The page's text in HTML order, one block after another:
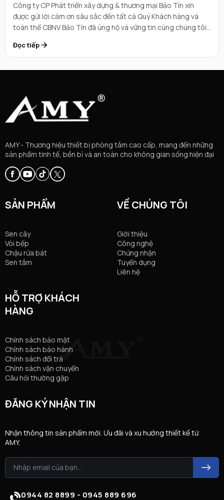
Công ty CP Phát triển xây dựng & thương mại Bảo Tín xin
được gửi lời cảm ơn sâu sắc đến tất cả Quý Khách hàng và
toàn thể CBNV Bảo Tín đã ủng hộ và vững tin cùng chúng tôi.
Đọc tiếp
AMY - Thương hiệu thiết bị phòng tắm cao cấp, mang đến những
sản phẩm tinh tế, bền bỉ và an toàn cho không gian sống hiện đại
SẢN PHẨM
Sen cây
Vòi bếp
Chậu rửa bát
Sen tắm
VỀ CHÚNG TÔI
Giới thiệu
Công nghệ
Chứng nhận
Tuyển dụng
Liên hệ
HỖ TRỢ KHÁCH
HÀNG
Chính sách bảo mật
Chính sách bảo hành
Chính sách đổi trả
Chính sách vận chuyển
Câu hỏi thường gặp
ĐĂNG KÝ NHẬN TIN
Nhận thông tin sản phẩm mới. Ưu đãi và xu hướng thiết kế từ
AMY.
0944 82 8899 - 0945 889 696